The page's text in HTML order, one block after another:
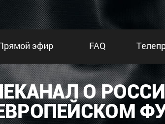
эфир FAQ
О